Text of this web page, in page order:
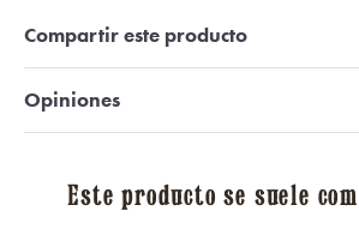
Compartir este producto
Opiniones
Este producto se suele